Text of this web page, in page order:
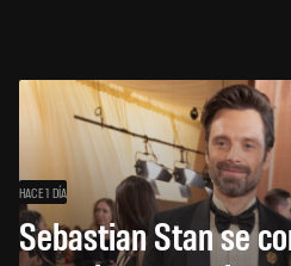
HACE 1 DÍA
Sebastian Stan se